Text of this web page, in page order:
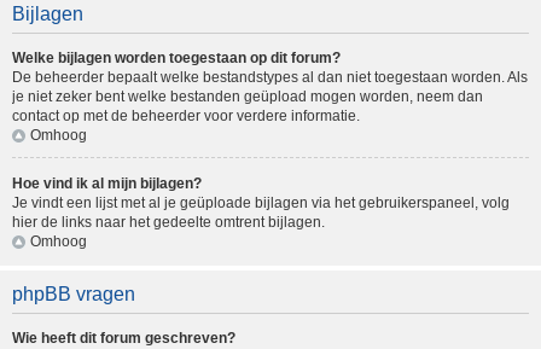
Bijlagen
Welke bijlagen worden toegestaan op dit forum?
De beheerder bepaalt welke bestandstypes al dan niet toegestaan worden. Als
je niet zeker bent welke bestanden geüpload mogen worden, neem dan
contact op met de beheerder voor verdere informatie.
Omhoog
Hoe vind ik al mijn bijlagen?
Je vindt een lijst met al je geüploade bijlagen via het gebruikerspaneel, volg
hier de links naar het gedeelte omtrent bijlagen.
Omhoog
phpBB vragen
Wie heeft dit forum geschreven?